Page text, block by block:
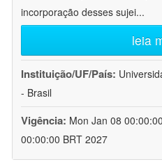
incorporação desses sujei...
leia
Instituição/UF/País:
- Brasil
Vigência: Mon Jan 08
00:00:00 BRT 2027